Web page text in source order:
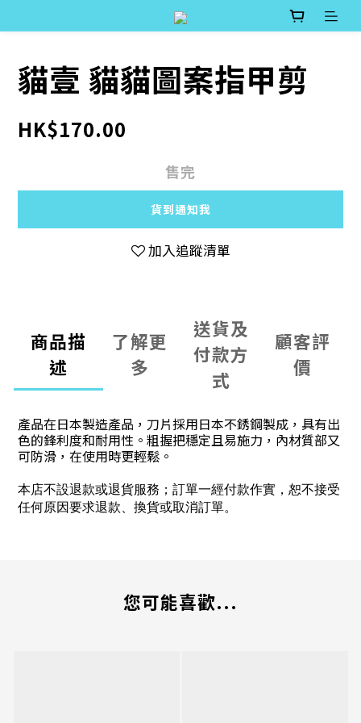
貓壹 貓貓圖案指甲剪
HK$170.00
售完
貨到通知我
加入追蹤清單
商品描
述
了解更
多
送貨及
付款方
式
顧客評
價
產品在日本製造產品，刀片採用日本不銹鋼製成，具有出
色的鋒利度和耐用性。粗握把穩定且易施力，內材質部又
可防滑，在使用時更輕鬆。
本店不設退款或退貨服務；訂單一經付款作實，恕不接受
任何原因要求退款、換貨或取消訂單。
您可能喜歡...